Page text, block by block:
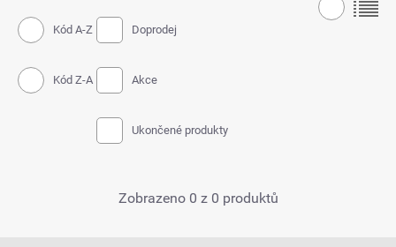
Kód A-Z
Kód Z-A
Doprodej
Akce
Ukončené produkty
Zobrazeno 0 z 0 produktů